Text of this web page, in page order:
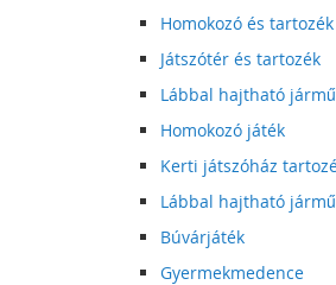
Homokozó és tartozék
Játszótér és tartozék
Lábbal hajtható jármű
Homokozó játék
Kerti játszóház
Lábbal hajtható
Búvárjáték
Gyermekmedence